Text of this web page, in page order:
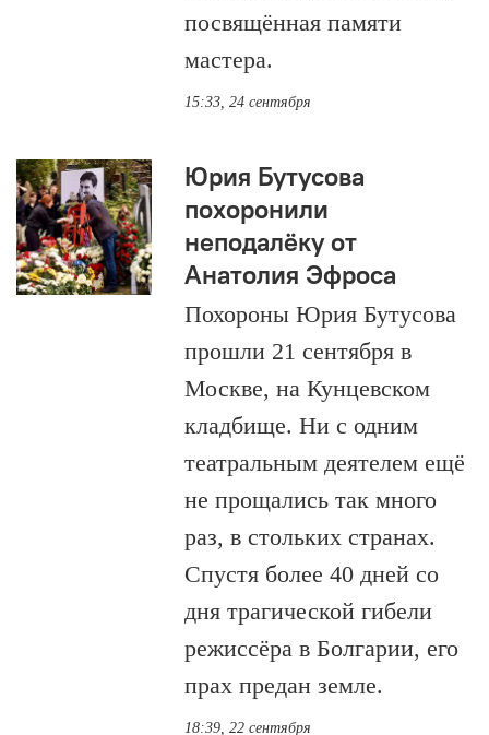
посвящённая памяти
мастера.
15:33, 24 сентября
Юрия Бутусова
похоронили
неподалёку от
Анатолия Эфроса
Похороны Юрия Бутусова
прошли 21 сентября в
Москве, на Кунцевском
кладбище. Ни с одним
театральным деятелем ещё
не прощались так много
раз, в стольких странах.
Спустя более 40 дней со
дня трагической гибели
режиссёра в Болгарии, его
прах предан земле.
18:39, 22 сентября